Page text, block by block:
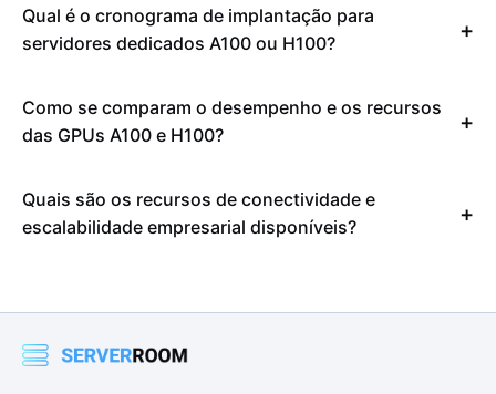
Qual é o cronograma de implantação para
servidores dedicados A100 ou H100?
Como se comparam o desempenho e os recursos
das GPUs A100 e H100?
Quais são os recursos de conectividade e
escalabilidade empresarial disponíveis?